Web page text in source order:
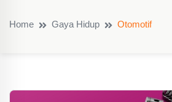
Home Gaya Hidup Otomotif